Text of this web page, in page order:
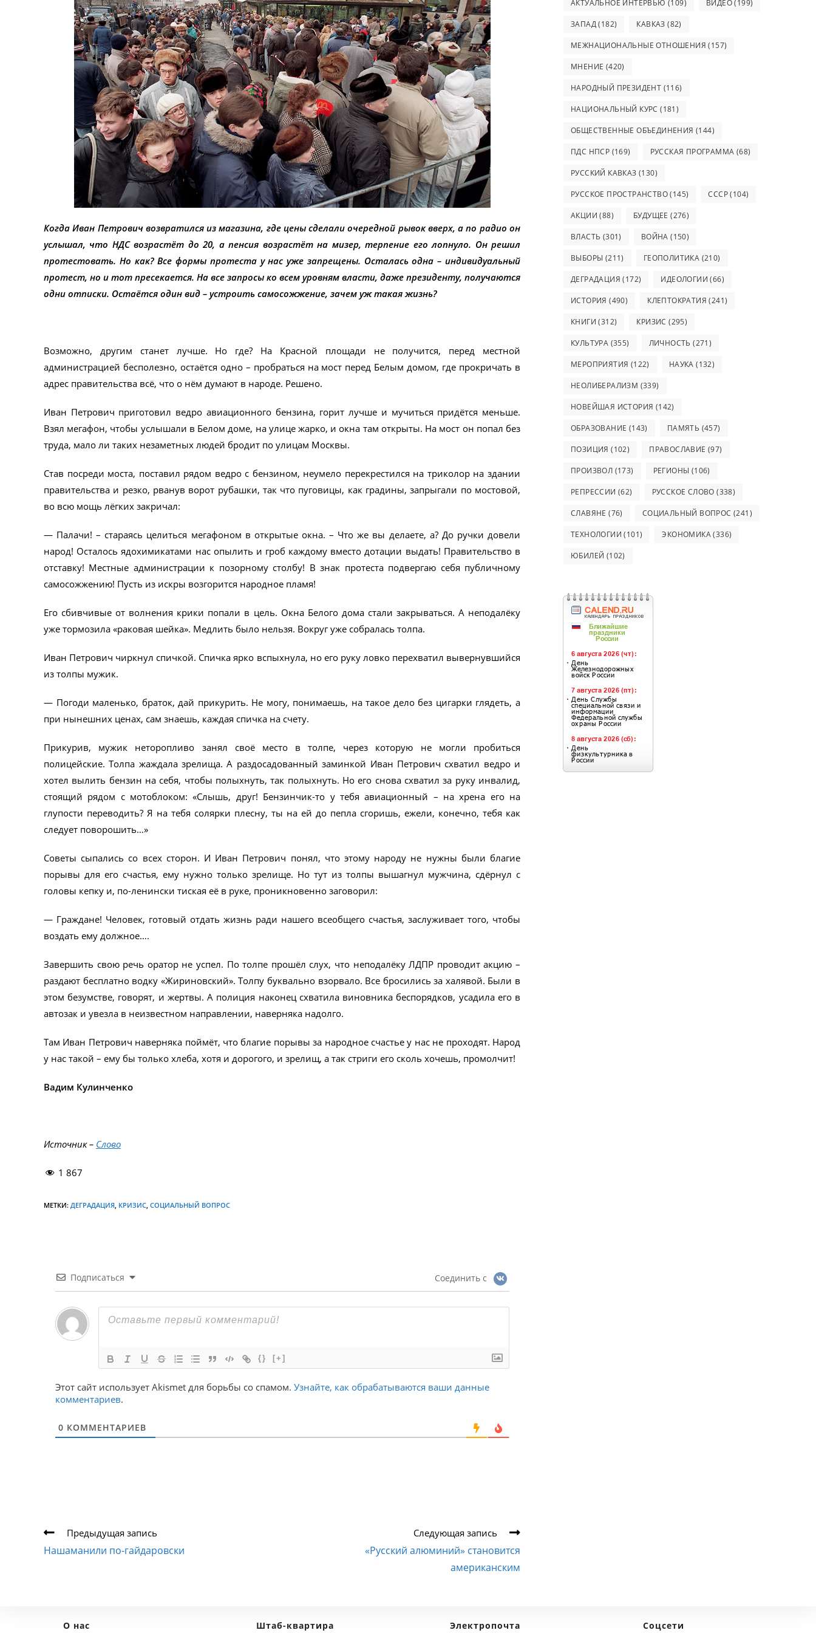
Когда Иван Петрович возвратился из магазина, где цены сделали очередной рывок вверх, а по радио он
услышал, что НДС возрастёт до 20, а пенсия возрастёт на мизер, терпение его лопнуло. Он решил
протестовать. Но как? Все формы протеста у нас уже запрещены. Осталась одна – индивидуальный
протест, но и тот пресекается. На все запросы ко всем уровням власти, даже президенту, получаются
одни отписки. Остаётся один вид – устроить самосожжение, зачем уж такая жизнь?
Возможно, другим станет лучше. Но где? На Красной площади не получится, перед местной
администрацией бесполезно, остаётся одно – пробраться на мост перед Белым домом, где прокричать в
адрес правительства всё, что о нём думают в народе. Решено.
Иван Петрович приготовил ведро авиационного бензина, горит лучше и мучиться придётся меньше.
Взял мегафон, чтобы услышали в Белом доме, на улице жарко, и окна там открыты. На мост он попал без
труда, мало ли таких незаметных людей бродит по улицам Москвы.
Став посреди моста, поставил рядом ведро с бензином, неумело перекрестился на триколор на здании
правительства и резко, рванув ворот рубашки, так что пуговицы, как градины, запрыгали по мостовой,
во всю мощь лёгких закричал:
— Палачи! – стараясь целиться мегафоном в открытые окна. – Что же вы делаете, а? До ручки довели
народ! Осталось ядохимикатами нас опылить и гроб каждому вместо дотации выдать! Правительство в
отставку! Местные администрации к позорному столбу! В знак протеста подвергаю себя публичному
самосожжению! Пусть из искры возгорится народное пламя!
Его сбивчивые от волнения крики попали в цель. Окна Белого дома стали закрываться. А неподалёку
уже тормозила «раковая шейка». Медлить было нельзя. Вокруг уже собралась толпа.
Иван Петрович чиркнул спичкой. Спичка ярко вспыхнула, но его руку ловко перехватил вывернувшийся
из толпы мужик.
— Погоди маленько, браток, дай прикурить. Не могу, понимаешь, на такое дело без цигарки глядеть, а
при нынешних ценах, сам знаешь, каждая спичка на счету.
Прикурив, мужик неторопливо занял своё место в толпе, через которую не могли пробиться
полицейские. Толпа жаждала зрелища. А раздосадованный заминкой Иван Петрович схватил ведро и
хотел вылить бензин на себя, чтобы полыхнуть, так полыхнуть. Но его снова схватил за руку инвалид,
стоящий рядом с мотоблоком: «Слышь, друг! Бензинчик-то у тебя авиационный – на хрена его на
глупости переводить? Я на тебя солярки плесну, ты на ей до пепла сгоришь, ежели, конечно, тебя как
следует поворошить…»
Советы сыпались со всех сторон. И Иван Петрович понял, что этому народу не нужны были благие
порывы для его счастья, ему нужно только зрелище. Но тут из толпы вышагнул мужчина, сдёрнул с
головы кепку и, по-ленински тиская её в руке, проникновенно заговорил:
— Граждане! Человек, готовый отдать жизнь ради нашего всеобщего счастья, заслуживает того, чтобы
воздать ему должное….
Завершить свою речь оратор не успел. По толпе прошёл слух, что неподалёку ЛДПР проводит акцию –
раздают бесплатно водку «Жириновский». Толпу буквально взорвало. Все бросились за халявой. Были в
этом безумстве, говорят, и жертвы. А полиция наконец схватила виновника беспорядков, усадила его в
автозак и увезла в неизвестном направлении, наверняка надолго.
Там Иван Петрович наверняка поймёт, что благие порывы за народное счастье у нас не проходят. Народ
у нас такой – ему бы только хлеба, хотя и дорогого, и зрелищ, а так стриги его сколь хочешь, промолчит!
Вадим Кулинченко
Источник – Слово
1 867
МЕТКИ: ДЕГРАДАЦИЯ КРИЗИС СОЦИАЛЬНЫЙ ВОПРОС
Подписаться Соединить с
{} [+]
Этот сайт использует Akismet для борьбы со спамом. Узнайте, как обрабатываются ваши данные
комментариев.
0 КОММЕНТАРИЕВ
Еще
статьи
Предыдущая запись
Нашаманили по-гайдаровски
Следующая запись
«Русский алюминий» становится
американским
АКТУАЛЬНОЕ ИНТЕРВЬЮ (109) ВИДЕО(199)
ЗАПАД(182) КАВКАЗ (82)
МЕЖНАЦИОНАЛЬНЫЕ ОТНОШЕНИЯ (157)
МНЕНИЕ (420)
НАРОДНЫЙ ПРЕЗИДЕНТ (116)
НАЦИОНАЛЬНЫЙ КУРС (181)
ОБЩЕСТВЕННЫЕ ОБЪЕДИНЕНИЯ (144)
ПДС НПСР (169) РУССКАЯ ПРОГРАММА (68)
РУССКИЙ КАВКАЗ (130)
РУССКОЕ ПРОСТРАНСТВО(145) СССР(104)
АКЦИИ (88) БУДУЩЕЕ (276)
ВЛАСТЬ (301) ВОЙНА (150)
ВЫБОРЫ (211) ГЕОПОЛИТИКА (210)
ДЕГРАДАЦИЯ (172) ИДЕОЛОГИИ (66)
ИСТОРИЯ (490) КЛЕПТОКРАТИЯ (241)
КНИГИ (312) КРИЗИС (295)
КУЛЬТУРА (355) ЛИЧНОСТЬ (271)
МЕРОПРИЯТИЯ (122) НАУКА (132)
НЕОЛИБЕРАЛИЗМ (339)
НОВЕЙШАЯ ИСТОРИЯ (142)
ОБРАЗОВАНИЕ (143) ПАМЯТЬ (457)
ПОЗИЦИЯ (102) ПРАВОСЛАВИЕ (97)
ПРОИЗВОЛ (173) РЕГИОНЫ (106)
РЕПРЕССИИ (62) РУССКОЕ СЛОВО (338)
СЛАВЯНЕ (76) СОЦИАЛЬНЫЙ ВОПРОС (241)
ТЕХНОЛОГИИ (101) ЭКОНОМИКА(336)
ЮБИЛЕЙ (102)
О нас Штаб-квартира Электропочта Соцсети